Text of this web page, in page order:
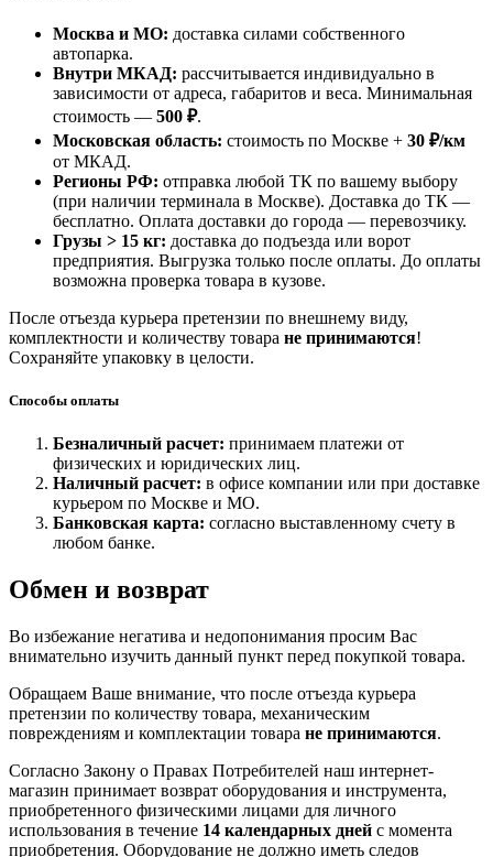
Москва и МО: доставка силами собственного
автопарка.
Внутри МКАД: рассчитывается индивидуально в
зависимости от адреса, габаритов и веса. Минимальная
стоимость — 500 ₽.
Московская область: стоимость по Москве + 30 ₽/км
от МКАД.
Регионы РФ: отправка любой ТК по вашему выбору
(при наличии терминала в Москве). Доставка до ТК —
бесплатно. Оплата доставки до города — перевозчику.
Грузы > 15 кг: доставка до подъезда или ворот
предприятия. Выгрузка только после оплаты. До оплаты
возможна проверка товара в кузове.
После отъезда курьера претензии по внешнему виду,
комплектности и количеству товара не принимаются!
Сохраняйте упаковку в целости.
Способы оплаты
Безналичный расчет: принимаем платежи от
физических и юридических лиц.
Наличный расчет: в офисе компании или при доставке
курьером по Москве и МО.
Банковская карта: согласно выставленному счету в
любом банке.
Обмен и возврат
Во избежание негатива и недопонимания просим Вас
внимательно изучить данный пункт перед покупкой товара.
Обращаем Ваше внимание, что после отъезда курьера
претензии по количеству товара, механическим
повреждениям и комплектации товара не принимаются.
Согласно Закону о Правах Потребителей наш интернет-
магазин принимает возврат оборудования и инструмента,
приобретенного физическими лицами для личного
использования в течение 14 календарных дней с момента
приобретения. Оборудование не должно иметь следов